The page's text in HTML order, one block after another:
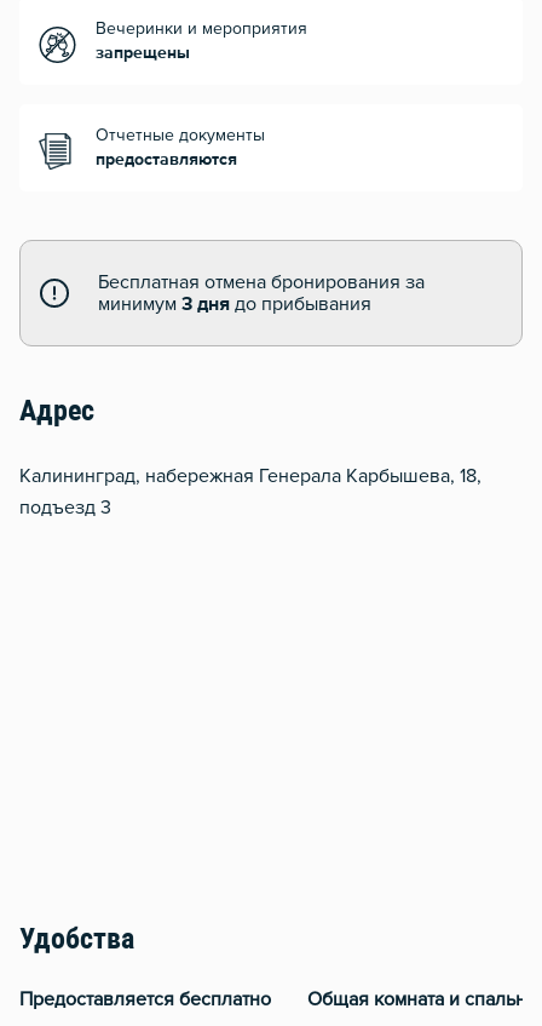
Вечеринки и мероприятия
запрещены
Отчетные документы
предоставляются
Бесплатная отмена бронирования за
минимум 3 дня до прибывания
Адрес
Калининград, набережная Генерала Карбышева, 18,
подъезд 3
Удобства
Предоставляется бесплатно Общая комната и спальня